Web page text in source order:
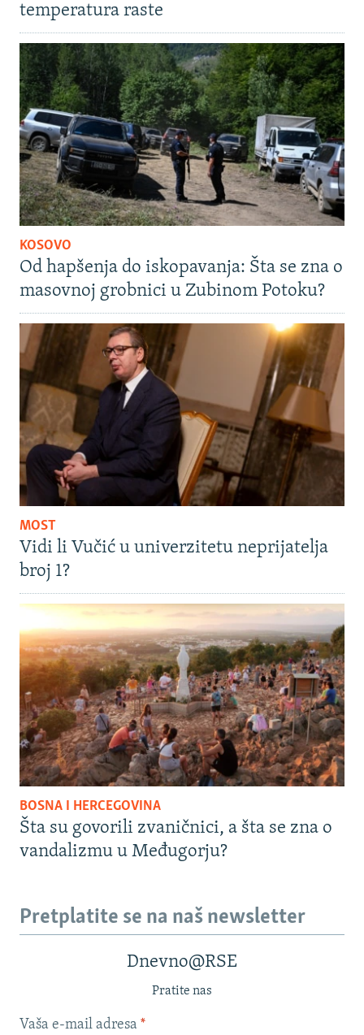
temperatura raste
KOSOVO
Od hapšenja do iskopavanja: Šta se zna o
masovnoj grobnici u Zubinom Potoku?
MOST
Vidi li Vučić u univerzitetu neprijatelja
broj 1?
BOSNA I HERCEGOVINA
Šta su govorili zvaničnici, a šta se zna o
vandalizmu u Međugorju?
Pretplatite se na naš newsletter
Dnevno@RSE
Pratite nas
Vaša e-mail adresa *